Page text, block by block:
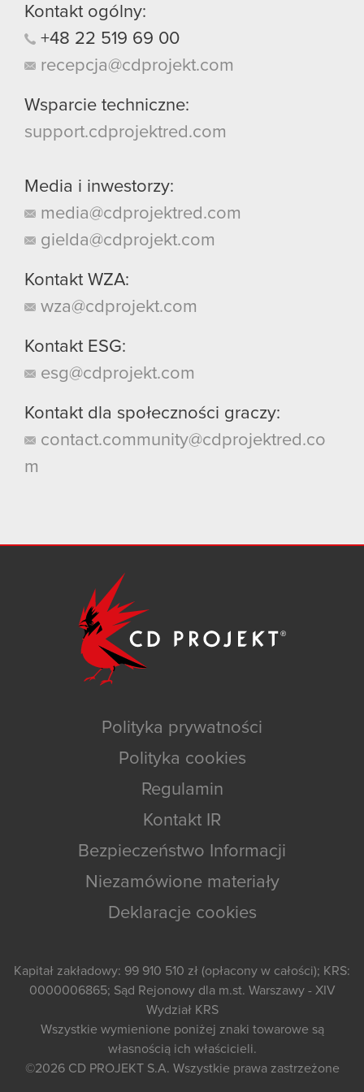
Kontakt ogólny:
+48 22 519 69 00
recepcja@cdprojekt.com
Wsparcie techniczne:
support.cdprojektred.com
Media i inwestorzy:
media@cdprojektred.com
gielda@cdprojekt.com
Kontakt WZA:
wza@cdprojekt.com
Kontakt ESG:
esg@cdprojekt.com
Kontakt dla społeczności graczy:
contact.community@cdprojektred.co
m
Polityka prywatności
Polityka cookies
Regulamin
Kontakt IR
Bezpieczeństwo Informacji
Niezamówione materiały
Deklaracje cookies
Kapitał zakładowy: 99 910 510 zł (opłacony w całości); KRS:
0000006865; Sąd Rejonowy dla m.st. Warszawy - XIV
Wydział KRS
Wszystkie wymienione poniżej znaki towarowe są
własnością ich właścicieli.
©2026 CD PROJEKT S.A. Wszystkie prawa zastrzeżone